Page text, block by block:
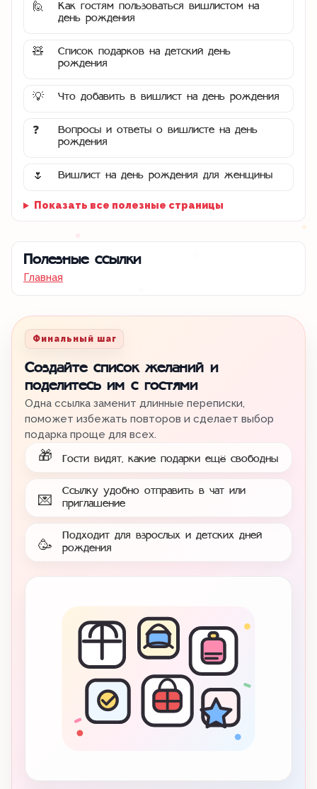
🙋
Как гостям пользоваться вишлистом на
день рождения
🧸
Список подарков на детский день
рождения
💡 Что добавить в вишлист на день рождения
❓
Вопросы и ответы о вишлисте на день
рождения
🌷 Вишлист на день рождения для женщины
Показать все полезные страницы
Полезные ссылки
Главная
Финальный шаг
Создайте список желаний и
поделитесь им с гостями
Одна ссылка заменит длинные переписки,
поможет избежать повторов и сделает выбор
подарка проще для всех.
🎁 Гости видят, какие подарки ещё свободны
💌
Ссылку удобно отправить в чат или
приглашение
🥳
Подходит для взрослых и детских дней
рождения